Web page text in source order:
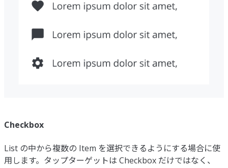
Checkbox
List の中から複数の Item を選択できるようにする場合に使
用します。タップターゲットは Checkbox だけではなく、